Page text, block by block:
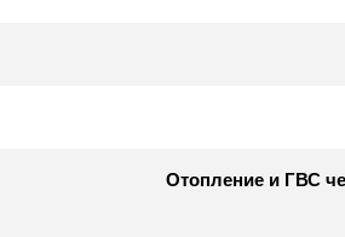
Отопление и ГВС